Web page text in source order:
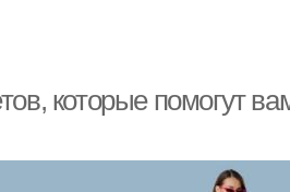
которые помогут